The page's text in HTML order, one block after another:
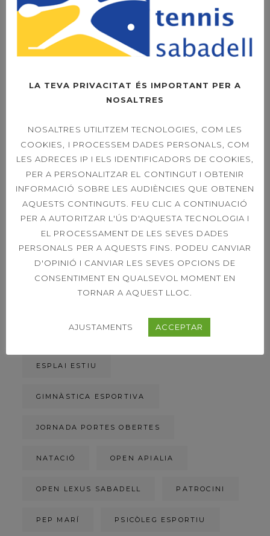
39È CONCURS
ETIQUETES
ESPLAI ESTIU
GIMNÀSTICA ESPORTIVA
JORNADA PORTES OBERTES
NATACIÓ OPEN APIALIA
OPEN LEXUS SABADELL PATROCINI
PEP MARÍ PSICÒLEG ESPORTIU
LA TEVA PRIVACITAT ÉS IMPORTANT PER A
NOSALTRES
NOSALTRES UTILITZEM TECNOLOGIES, COM LES
COOKIES, I PROCESSEM DADES PERSONALS, COM
LES ADRECES IP I ELS IDENTIFICADORS DE COOKIES,
PER A PERSONALITZAR EL CONTINGUT I OBTENIR
INFORMACIÓ SOBRE LES AUDIÈNCIES QUE OBTENEN
AQUESTS CONTINGUTS. FEU CLIC A CONTINUACIÓ
PER A AUTORITZAR L'ÚS D'AQUESTA TECNOLOGIA I
EL PROCESSAMENT DE LES SEVES DADES
PERSONALS PER A AQUESTS FINS. PODEU CANVIAR
D'OPINIÓ I CANVIAR LES SEVES OPCIONS DE
CONSENTIMENT EN QUALSEVOL MOMENT EN
TORNAR A AQUEST LLOC.
AJUSTAMENTS ACCEPTAR